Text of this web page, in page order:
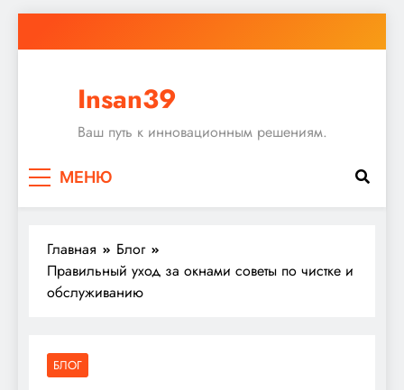
к
Insan39
Ваш путь к инновационным решениям.
МЕНЮ
Главная
Блог
Правильный уход за окнами советы по чистке и
обслуживанию
БЛОГ